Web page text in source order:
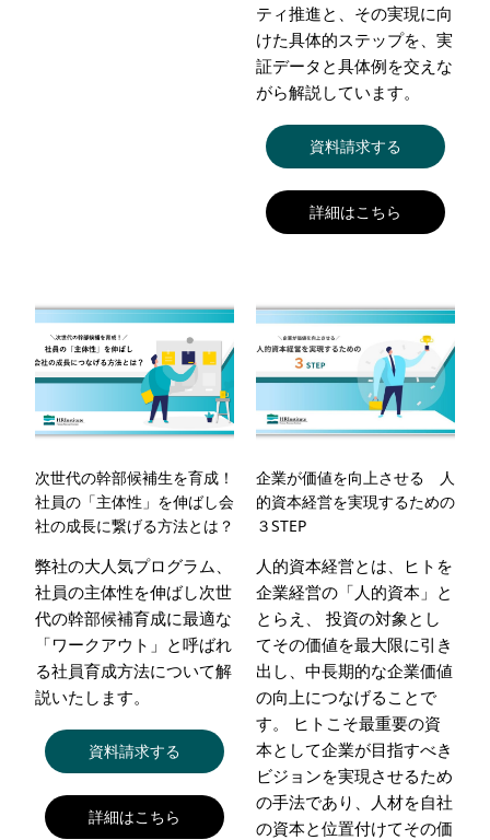
ティ推進と、その実現に向
けた具体的ステップを、実
証データと具体例を交えな
がら解説しています。
資料請求する
詳細はこちら
次世代の幹部候補生を育成！
社員の「主体性」を伸ばし会
社の成長に繋げる方法とは？
弊社の大人気プログラム、
社員の主体性を伸ばし次世
代の幹部候補育成に最適な
「ワークアウト」と呼ばれ
る社員育成方法について解
説いたします。
資料請求する
詳細はこちら
企業が価値を向上させる 人
的資本経営を実現するための
３STEP
人的資本経営とは、ヒトを
企業経営の「人的資本」と
とらえ、 投資の対象とし
てその価値を最大限に引き
出し、中長期的な企業価値
の向上につなげることで
す。 ヒトこそ最重要の資
本として企業が目指すべき
ビジョンを実現させるため
の手法であり、人材を自社
の資本と位置付けてその価